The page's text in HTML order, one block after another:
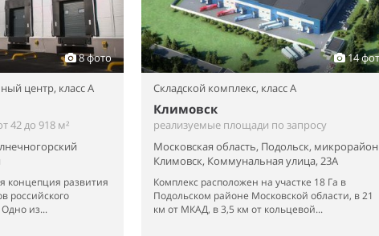
8 фото
центр, класс A
42 до 918 м²
концепция развития
российского
Одно из...
14
Складской комплекс, класс A
Климовск
реализуемые площади по запросу
Московская область, Подольск, микрорайон
Климовск, Коммунальная улица, 23А
Комплекс расположен на участке 18 Га в
Подольском районе Московской области, в 21
км от МКАД, в 3,5 км от кольцевой...